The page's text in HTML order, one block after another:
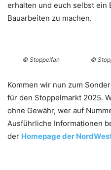
erhalten und euch selbst ein
Bauarbeiten zu machen.
© Stoppelfan ©
Kommen wir nun zum
für den Stoppelmarkt 2025.
ohne Gewähr, wer auf
Ausführliche Informationen
der Homepage der